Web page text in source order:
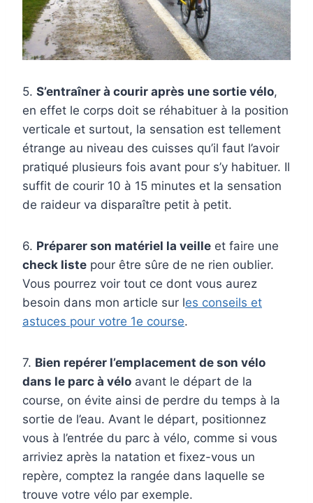
5. S’entraîner à courir après une sortie vélo,
en effet le corps doit se réhabituer à la position
verticale et surtout, la sensation est tellement
étrange au niveau des cuisses qu’il faut l’avoir
pratiqué plusieurs fois avant pour s’y habituer. Il
suffit de courir 10 à 15 minutes et la sensation
de raideur va disparaître petit à petit.
6. Préparer son matériel la veille et faire une
check liste pour être sûre de ne rien oublier.
Vous pourrez voir tout ce dont vous aurez
besoin dans mon article sur les conseils et
astuces pour votre 1e course.
7. Bien repérer l’emplacement de son vélo
dans le parc à vélo avant le départ de la
course, on évite ainsi de perdre du temps à la
sortie de l’eau. Avant le départ, positionnez
vous à l’entrée du parc à vélo, comme si vous
arriviez après la natation et fixez-vous un
repère, comptez la rangée dans laquelle se
trouve votre vélo par exemple.